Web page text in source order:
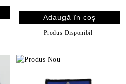
Produs Disponibil